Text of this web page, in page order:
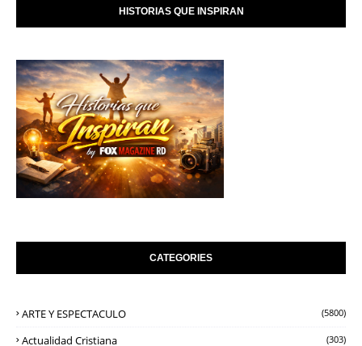
HISTORIAS QUE INSPIRAN
CATEGORIES
ARTE Y ESPECTACULO (5800)
Actualidad Cristiana (303)